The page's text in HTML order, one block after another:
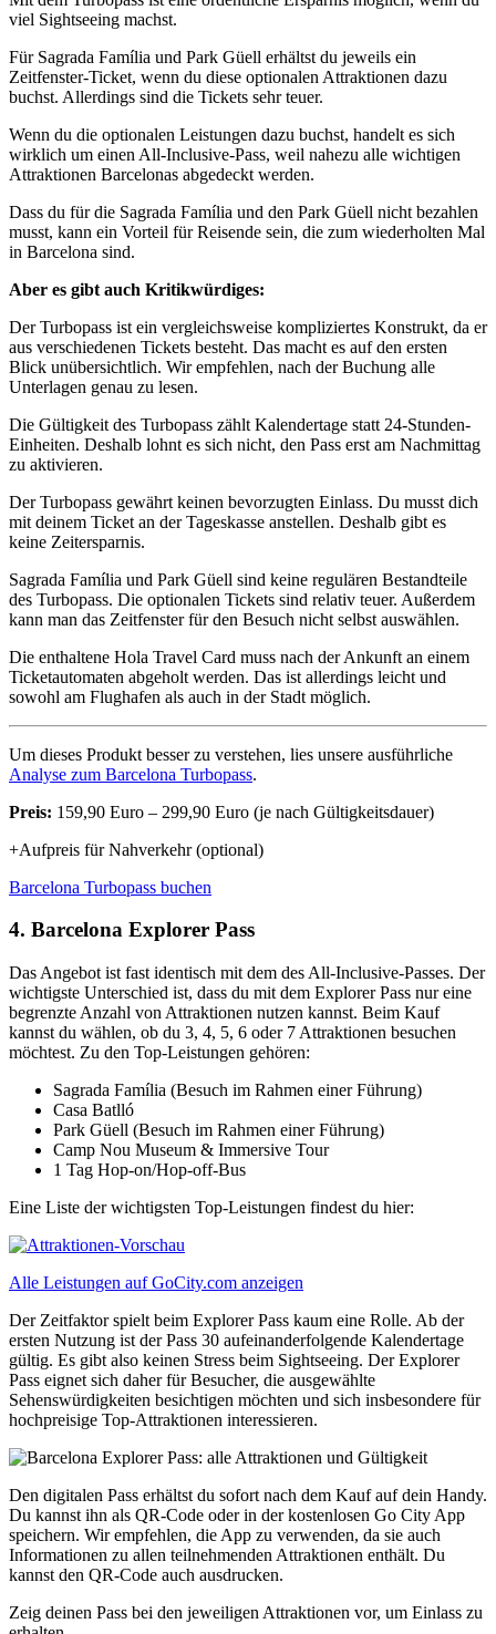
viel Sightseeing machst.
Für Sagrada Família und Park Güell erhältst du jeweils ein
Zeitfenster-Ticket, wenn du diese optionalen Attraktionen dazu
buchst. Allerdings sind die Tickets sehr teuer.
Wenn du die optionalen Leistungen dazu buchst, handelt es sich
wirklich um einen All-Inclusive-Pass, weil nahezu alle wichtigen
Attraktionen Barcelonas abgedeckt werden.
Dass du für die Sagrada Família und den Park Güell nicht bezahlen
musst, kann ein Vorteil für Reisende sein, die zum wiederholten Mal
in Barcelona sind.
Aber es gibt auch Kritikwürdiges:
Der Turbopass ist ein vergleichsweise kompliziertes Konstrukt, da er
aus verschiedenen Tickets besteht. Das macht es auf den ersten
Blick unübersichtlich. Wir empfehlen, nach der Buchung alle
Unterlagen genau zu lesen.
Die Gültigkeit des Turbopass zählt Kalendertage statt 24-Stunden-
Einheiten. Deshalb lohnt es sich nicht, den Pass erst am Nachmittag
zu aktivieren.
Der Turbopass gewährt keinen bevorzugten Einlass. Du musst dich
mit deinem Ticket an der Tageskasse anstellen. Deshalb gibt es
keine Zeitersparnis.
Sagrada Família und Park Güell sind keine regulären Bestandteile
des Turbopass. Die optionalen Tickets sind relativ teuer. Außerdem
kann man das Zeitfenster für den Besuch nicht selbst auswählen.
Die enthaltene Hola Travel Card muss nach der Ankunft an einem
Ticketautomaten abgeholt werden. Das ist allerdings leicht und
sowohl am Flughafen als auch in der Stadt möglich.
Um dieses Produkt besser zu verstehen, lies unsere ausführliche
Analyse zum Barcelona Turbopass.
Preis: 159,90 Euro – 299,90 Euro (je nach Gültigkeitsdauer)
+Aufpreis für Nahverkehr (optional)
Barcelona Turbopass buchen
4. Barcelona Explorer Pass
Das Angebot ist fast identisch mit dem des All-Inclusive-Passes. Der
wichtigste Unterschied ist, dass du mit dem Explorer Pass nur eine
begrenzte Anzahl von Attraktionen nutzen kannst. Beim Kauf
kannst du wählen, ob du 3, 4, 5, 6 oder 7 Attraktionen besuchen
möchtest. Zu den Top-Leistungen gehören:
Sagrada Família (Besuch im Rahmen einer Führung)
Casa Batlló
Park Güell (Besuch im Rahmen einer Führung)
Camp Nou Museum & Immersive Tour
1 Tag Hop-on/Hop-off-Bus
Eine Liste der wichtigsten Top-Leistungen findest du hier:
Alle Leistungen auf GoCity.com anzeigen
Der Zeitfaktor spielt beim Explorer Pass kaum eine Rolle. Ab der
ersten Nutzung ist der Pass 30 aufeinanderfolgende Kalendertage
gültig. Es gibt also keinen Stress beim Sightseeing. Der Explorer
Pass eignet sich daher für Besucher, die ausgewählte
Sehenswürdigkeiten besichtigen möchten und sich insbesondere für
hochpreisige Top-Attraktionen interessieren.
Den digitalen Pass erhältst du sofort nach dem Kauf auf dein Handy.
Du kannst ihn als QR-Code oder in der kostenlosen Go City App
speichern. Wir empfehlen, die App zu verwenden, da sie auch
Informationen zu allen teilnehmenden Attraktionen enthält. Du
kannst den QR-Code auch ausdrucken.
Zeig deinen Pass bei den jeweiligen Attraktionen vor, um Einlass zu